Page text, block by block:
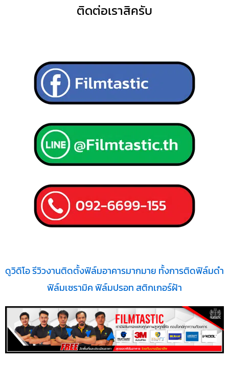
ติดต่อเราสิครับ
ดูวิดิโอ รีวิวงานติดตั้งฟิล์มอาคารมากมาย ทั้งการติดฟิล์มดำ
ฟิล์มเซรามิค ฟิล์มปรอท สติกเกอร์ฝ้า